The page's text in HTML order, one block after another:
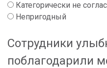
Категорически не
Непригодный
Сотрудники
поблагодарили